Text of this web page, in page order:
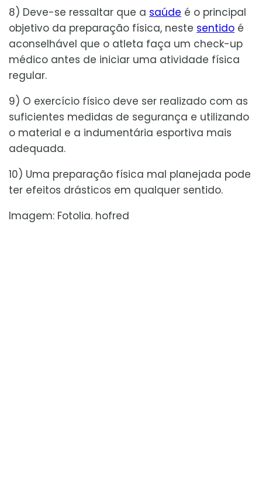
8) Deve-se ressaltar que a saúde é o principal
objetivo da preparação física, neste sentido é
aconselhável que o atleta faça um check-up
médico antes de iniciar uma atividade física
regular.
9) O exercício físico deve ser realizado com as
suficientes medidas de segurança e utilizando
o material e a indumentária esportiva mais
adequada.
10) Uma preparação física mal planejada pode
ter efeitos drásticos em qualquer sentido.
Imagem: Fotolia. hofred